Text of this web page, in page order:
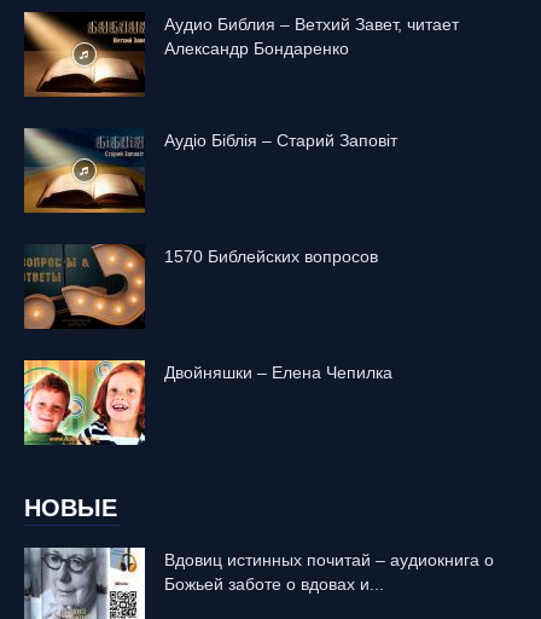
Аудио Библия – Ветхий Завет, читает
Александр Бондаренко
Аудіо Біблія – Старий Заповіт
1570 Библейских вопросов
Двойняшки – Елена Чепилка
НОВЫЕ
Вдовиц истинных почитай – аудиокнига о
Божьей заботе о вдовах и...